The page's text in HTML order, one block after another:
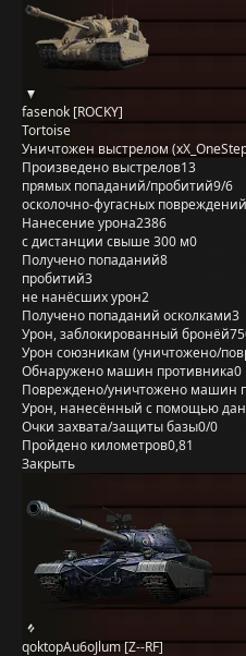
fasenok [ROCKY]
Tortoise
Уничтожен выстрелом
Произведено выстрелов13
прямых попаданий/пробитий9/6
осколочно-фугасных повреждений
Нанесение урона2386
с дистанции свыше 300 м0
Получено попаданий8
пробитий3
не нанёсших урон2
Получено попаданий осколками3
Урон, заблокированный бронёй
Урон союзникам (уничтожено/
Обнаружено машин противника0
Повреждено/уничтожено машин
Урон, нанесённый с помощью
Очки захвата/защиты базы0/0
Пройдено километров0,81
Закрыть
qoktopAu6oJlum [Z--RF]